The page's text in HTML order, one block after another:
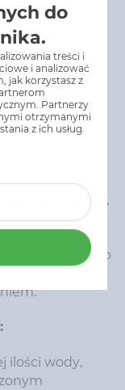
dla
w
użytkowej.
ilości
dołączoną do
część
ilości wody,
do
treści i
i analizować
jak korzystasz z
Partnerzy
otrzymanymi
z ich usług.